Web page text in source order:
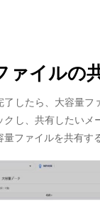
ァイルの
了したら、大容量フ
クし、共有したいメ
ファイルを共有す